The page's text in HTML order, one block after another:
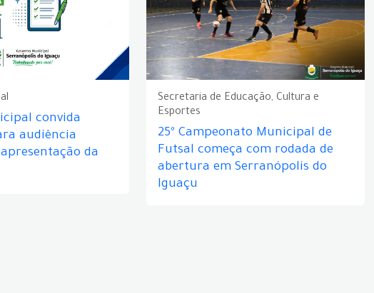
convida
audiência
da
Secretaria de Educação, Cultura e
Esportes
25º Campeonato Municipal de
Futsal começa com rodada de
abertura em Serranópolis do
Iguaçu